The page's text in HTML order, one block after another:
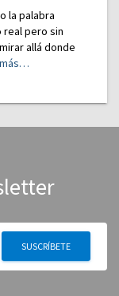
la palabra
real pero sin
allá donde